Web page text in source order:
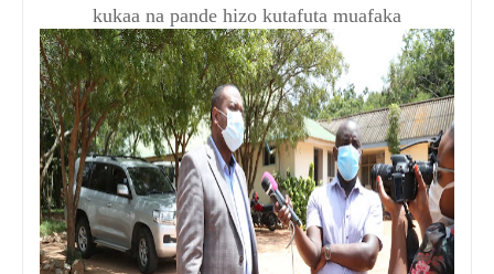
kukaa na pande hizo kutafuta muafaka